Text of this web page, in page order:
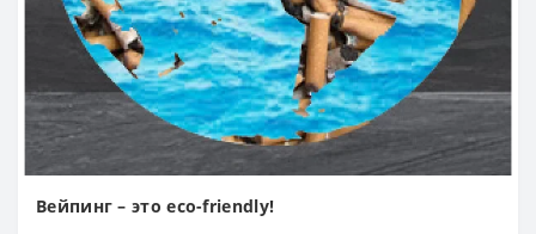
Вейпинг – это eco-friendly!